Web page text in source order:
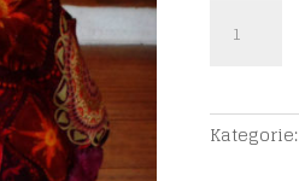
nákrčník
Kategorie: